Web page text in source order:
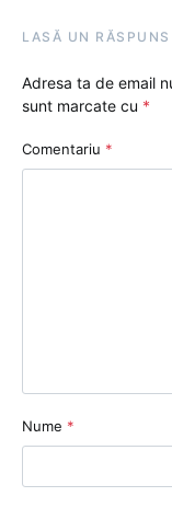
LASĂ UN RĂSPUNS
Adresa ta de email
sunt marcate cu *
Comentariu *
Nume *